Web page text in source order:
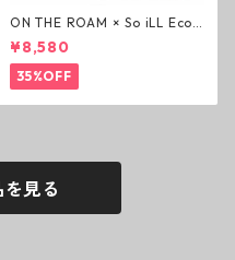
ON THE ROAM × So iLL Eco
Camo Wino ライフスタイル
シューズ カモ オンザローム ジ
ェイソンモモア OTR スニーカ
ー
¥8,580
35%OFF
見る